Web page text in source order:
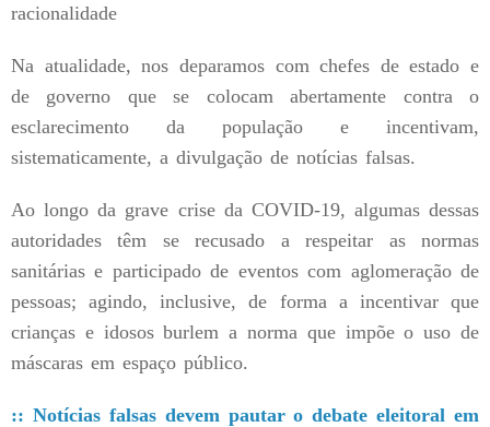
racionalidade
Na atualidade, nos deparamos com chefes de estado e
de governo que se colocam abertamente contra o
esclarecimento da população e incentivam,
sistematicamente, a divulgação de notícias falsas.
Ao longo da grave crise da COVID-19, algumas dessas
autoridades têm se recusado a respeitar as normas
sanitárias e participado de eventos com aglomeração de
pessoas; agindo, inclusive, de forma a incentivar que
crianças e idosos burlem a norma que impõe o uso de
máscaras em espaço público.
:: Notícias falsas devem pautar o debate eleitoral em